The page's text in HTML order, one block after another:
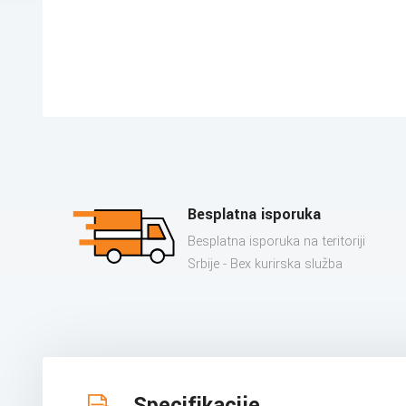
Besplatna isporuka
Besplatna isporuka na teritoriji
Srbije - Bex kurirska služba